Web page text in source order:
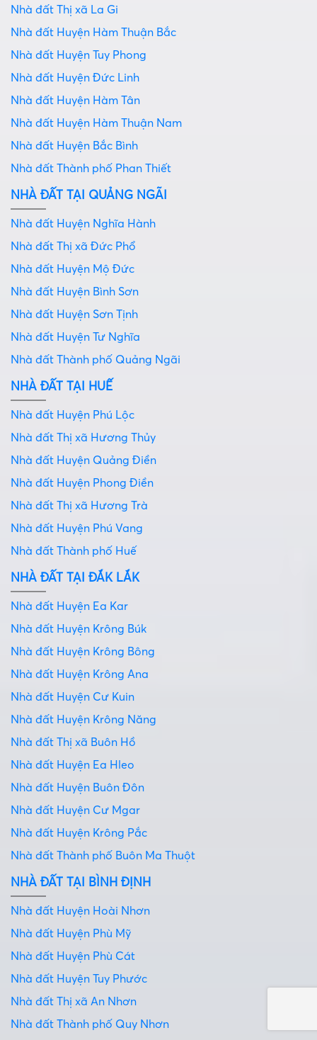
Nhà đất Thị xã La Gi
Nhà đất Huyện Hàm Thuận Bắc
Nhà đất Huyện Tuy Phong
Nhà đất Huyện Đức Linh
Nhà đất Huyện Hàm Tân
Nhà đất Huyện Hàm Thuận Nam
Nhà đất Huyện Bắc Bình
Nhà đất Thành phố Phan Thiết
NHÀ ĐẤT TẠI QUẢNG NGÃI
Nhà đất Huyện Nghĩa Hành
Nhà đất Thị xã Đức Phổ
Nhà đất Huyện Mộ Đức
Nhà đất Huyện Bình Sơn
Nhà đất Huyện Sơn Tịnh
Nhà đất Huyện Tư Nghĩa
Nhà đất Thành phố Quảng Ngãi
NHÀ ĐẤT TẠI HUẾ
Nhà đất Huyện Phú Lộc
Nhà đất Thị xã Hương Thủy
Nhà đất Huyện Quảng Điền
Nhà đất Huyện Phong Điền
Nhà đất Thị xã Hương Trà
Nhà đất Huyện Phú Vang
Nhà đất Thành phố Huế
NHÀ ĐẤT TẠI ĐẮK LẮK
Nhà đất Huyện Ea Kar
Nhà đất Huyện Krông Búk
Nhà đất Huyện Krông Bông
Nhà đất Huyện Krông Ana
Nhà đất Huyện Cư Kuin
Nhà đất Huyện Krông Năng
Nhà đất Thị xã Buôn Hồ
Nhà đất Huyện Ea Hleo
Nhà đất Huyện Buôn Đôn
Nhà đất Huyện Cư Mgar
Nhà đất Huyện Krông Pắc
Nhà đất Thành phố Buôn Ma Thuột
NHÀ ĐẤT TẠI BÌNH ĐỊNH
Nhà đất Huyện Hoài Nhơn
Nhà đất Huyện Phù Mỹ
Nhà đất Huyện Phù Cát
Nhà đất Huyện Tuy Phước
Nhà đất Thị xã An Nhơn
Nhà đất Thành phố Quy Nhơn